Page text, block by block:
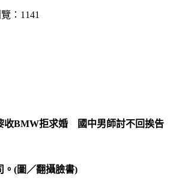
覽：1141
收BMW拒求婚 國中男師討不回挨告
(圖／翻攝臉書)